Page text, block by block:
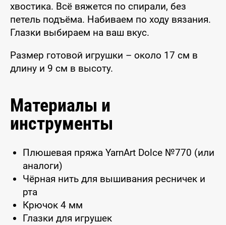
хвостика. Всё вяжется по спирали, без
петель подъёма. Набиваем по ходу вязания.
Глазки выбираем на ваш вкус.
Размер готовой игрушки – около 17 см в
длину и 9 см в высоту.
Материалы и
инструменты
Плюшевая пряжа YarnArt Dolce №770 (или
аналоги)
Чёрная нить для вышивания ресничек и
рта
Крючок 4 мм
Глазки для игрушек